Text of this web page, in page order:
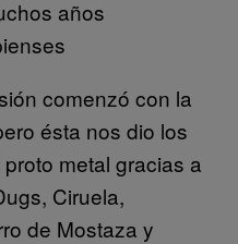
años
comenzó con la
ésta nos dio los
metal gracias a
Ciruela,
de Mostaza y